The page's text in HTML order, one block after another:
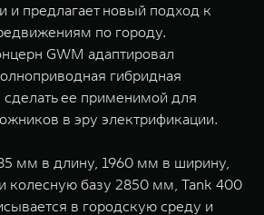
WEY 80
и предлагает новый подход к
по городу.
GWM адаптировал
гибридная
ее применимой для
в эру электрификации.
мм в длину, 1960 мм в ширину,
колесную базу 2850 мм, Tank 400
в городскую среду и